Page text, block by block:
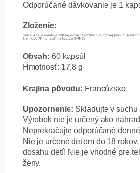
Odporúčané dávkovanie je 1
Zloženie:
Obsah: 60 kapsúl
Hmotnosť: 17,8 g
Krajina pôvodu: Francúzsko
Upozornenie: Skladujte v suchu
Výrobok nie je určený ako
Neprekračujte odporúčané
Nie je určené deťom do 18
dosahu detí! Nie je vhodné pre
ženy.